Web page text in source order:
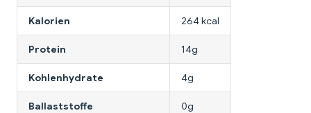
Kalorien 264 kcal
Protein 14g
Kohlenhydrate 4g
Ballaststoffe 0g